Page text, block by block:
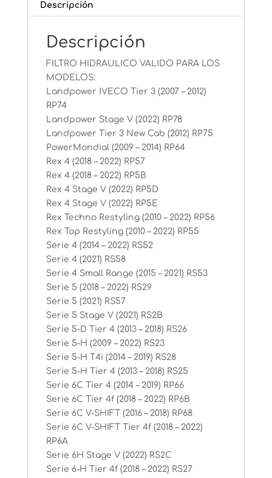
Descripción
Descripción
FILTRO HIDRAULICO VALIDO PARA LOS
MODELOS:
Landpower IVECO Tier 3 (2007 – 2012)
RP74
Landpower Stage V (2022) RP78
Landpower Tier 3 New Cab (2012) RP75
PowerMondial (2009 – 2014) RP64
Rex 4 (2018 – 2022) RP57
Rex 4 (2018 – 2022) RP5B
Rex 4 Stage V (2022) RP5D
Rex 4 Stage V (2022) RP5E
Rex Techno Restyling (2010 – 2022) RP56
Rex Top Restyling (2010 – 2022) RP55
Serie 4 (2014 – 2022) RS52
Serie 4 (2021) RS58
Serie 4 Small Range (2015 – 2021) RS53
Serie 5 (2018 – 2022) RS29
Serie 5 (2021) RS57
Serie 5 Stage V (2021) RS2B
Serie 5-D Tier 4 (2013 – 2018) RS26
Serie 5-H (2009 – 2022) RS23
Serie 5-H T4i (2014 – 2019) RS28
Serie 5-H Tier 4 (2013 – 2018) RS25
Serie 6C Tier 4 (2014 – 2019) RP66
Serie 6C Tier 4f (2018 – 2022) RP6B
Serie 6C V-SHIFT (2016 – 2018) RP68
Serie 6C V-SHIFT Tier 4f (2018 – 2022)
RP6A
Serie 6H Stage V (2022) RS2C
Serie 6-H Tier 4f (2018 – 2022) RS27